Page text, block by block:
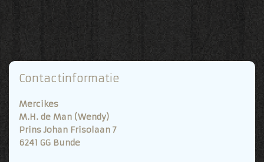
Contactinformatie
Mercikes
M.H. de Man (Wendy)
Prins Johan Frisolaan 7
6241 GG Bunde